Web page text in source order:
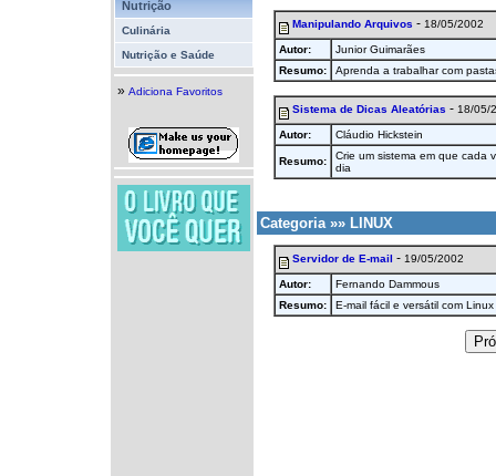
Nutrição
Culinária
Nutrição e Saúde
» Adiciona Favoritos
Manipulando Arquivos - 18/05/2002
Autor:
Junior Guimarães
Resumo:
Aprenda a trabalhar com
Sistema de Dicas Aleatórias - 18/05/
Autor: Cláudio Hickstein
Resumo:
Crie um sistema em que cada
dia
Categoria »» LINUX
Servidor de E-mail - 19/05/2002
Autor:
Fernando Dammous
Resumo:
E-mail fácil e versátil com Linux